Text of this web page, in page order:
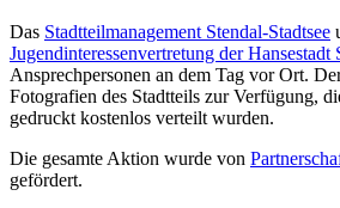
Das Stadtteilmanagement Stendal-Stadtsee
Jugendinteressenvertretung der Hansestadt
Ansprechpersonen an dem Tag vor Ort.
Fotografien des Stadtteils zur Verfügung,
gedruckt kostenlos verteilt wurden.
Die gesamte Aktion wurde von
gefördert.